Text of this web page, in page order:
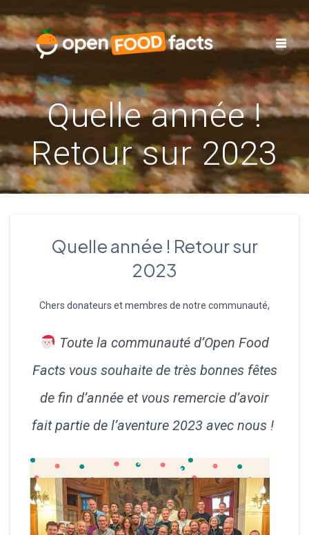
to
content
Quelle année !
Retour sur 2023
Quelle année ! Retour sur
2023
Chers donateurs et membres de notre communauté,
Toute la communauté d’Open Food
Facts vous souhaite de très bonnes fêtes
de fin d’année et vous remercie d’avoir
fait partie de l’aventure 2023 avec nous !